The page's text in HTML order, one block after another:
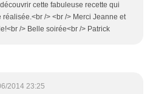
cette fabuleuse recette qui
réalisée.<br /> <br /> Merci Jeanne et
/> Belle soirée<br /> Patrick
2014 23:25